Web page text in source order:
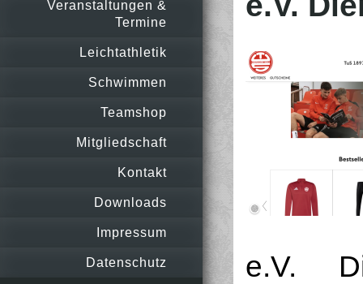
Veranstaltungen &
Termine
Leichtathletik
Schwimmen
Teamshop
Mitgliedschaft
Kontakt
Downloads
Impressum
Datenschutz
e.V.